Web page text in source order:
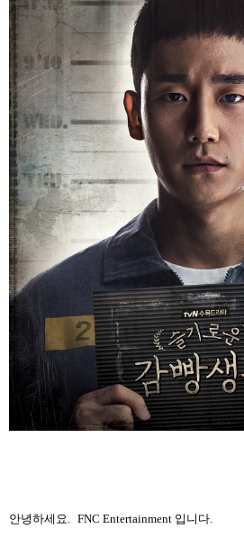
안녕하세요. FNC Entertainment 입니다.